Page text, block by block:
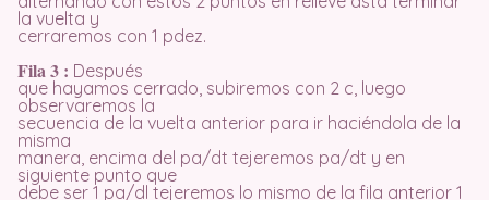
la vuelta y
cerraremos con 1 pdez.
Fila 3 : Después
que hayamos cerrado, subiremos con 2 c, luego
observaremos la
secuencia de la vuelta anterior para ir haciéndola de la
misma
manera, encima del pa/dt tejeremos pa/dt y en
siguiente punto que
debe ser 1 pa/dl tejeremos lo mismo de la fila anterior 1